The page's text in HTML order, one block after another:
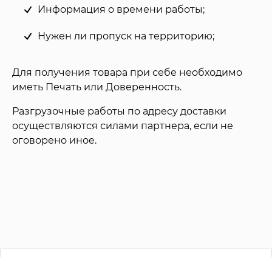
Информация о времени работы;
Нужен ли пропуск на территорию;
Для получения товара при себе необходимо
иметь Печать или Доверенность.
Разгрузочные работы по адресу доставки
осуществляются силами партнера, если не
оговорено иное.